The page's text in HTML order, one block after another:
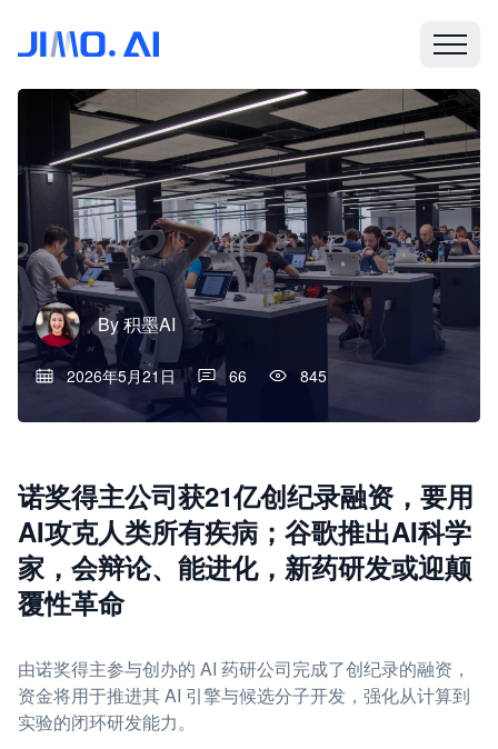
By积墨AI
2026年5月21日 66 845
诺奖得主公司获21亿创纪录融资，要用
AI攻克人类所有疾病；谷歌推出AI科学
家，会辩论、能进化，新药研发或迎颠
覆性革命
由诺奖得主参与创办的 AI 药研公司完成了创纪录的融资，
资金将用于推进其 AI 引擎与候选分子开发，强化从计算到
实验的闭环研发能力。